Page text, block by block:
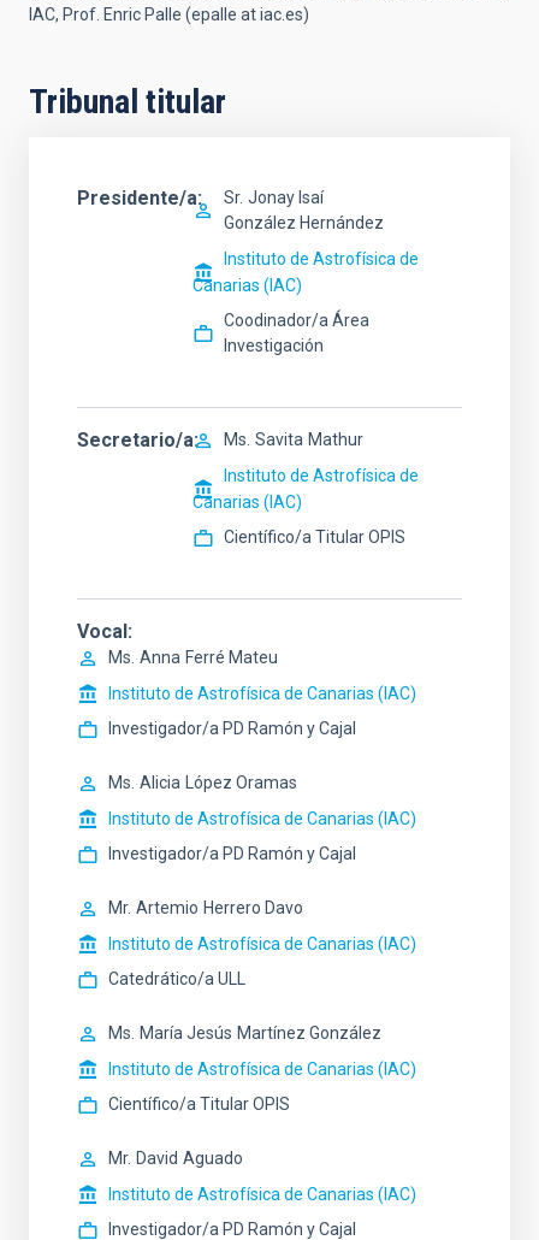
IAC, Prof. Enric Palle (epalle at iac.es)
Tribunal titular
Presidente/a Sr. Jonay Isaí
González Hernández
Instituto de Astrofísica de
Canarias (IAC)
Coodinador/a Área
Investigación
Secretario/a Ms. Savita Mathur
Instituto de Astrofísica de
Canarias (IAC)
Científico/a Titular OPIS
Vocal
Ms. Anna Ferré Mateu
Instituto de Astrofísica de Canarias (IAC)
Investigador/a PD Ramón y Cajal
Ms. Alicia
López Oramas
Instituto de Astrofísica de Canarias (IAC)
Investigador/a PD Ramón y Cajal
Mr. Artemio Herrero Davo
Instituto de Astrofísica de Canarias (IAC)
Catedrático/a ULL
Ms. María Jesús Martínez González
Instituto de Astrofísica de Canarias (IAC)
Científico/a Titular OPIS
Mr. David Aguado
Instituto de Astrofísica de Canarias (IAC)
Investigador/a PD Ramón y Cajal